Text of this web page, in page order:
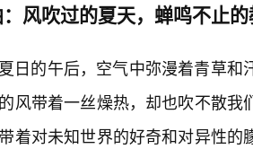
风吹过的夏天，蝉鸣不止
夏日的午后，空气中弥漫着青草
风带着一丝燥热，却也吹不散
着对未知世界的好奇和对异性